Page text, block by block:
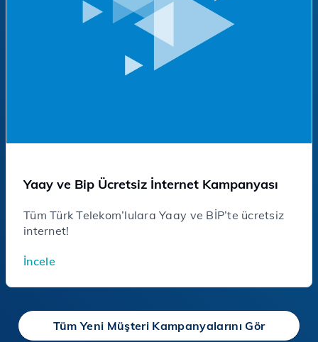
Yaay ve Bip Ücretsiz İnternet Kampanyası
Tüm Türk Telekom’lulara Yaay ve BİP’te ücretsiz
internet!
İncele
Tüm Yeni Müşteri Kampanyalarını Gör